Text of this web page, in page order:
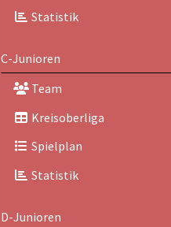
Statistik
C-Junioren
Team
Kreisoberliga
Spielplan
Statistik
D-Junioren